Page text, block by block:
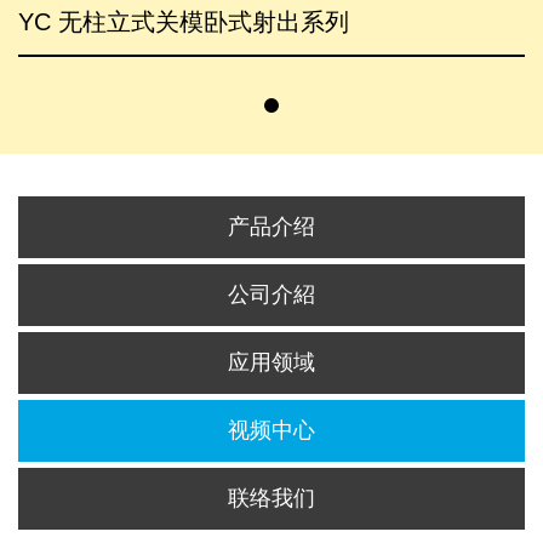
YC 无柱立式关模卧式射出系列
产品介绍
公司介紹
应用领域
视频中心
联络我们